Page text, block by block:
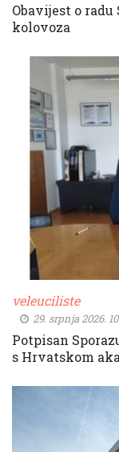
Obavijest o
kolovoza
veleuciliste
29. srpnja 2026.
Potpisan
s Hrvatskom